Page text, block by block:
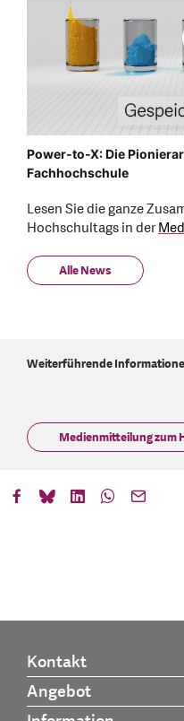
Power-to-X: Die
Fachhochschule
Lesen Sie die ganze
Hochschultags in der
Alle News
Weiterführende
Medienmitteilung zum
Kontakt
Angebot